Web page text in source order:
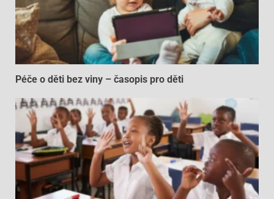
Péče o děti bez viny – časopis pro děti